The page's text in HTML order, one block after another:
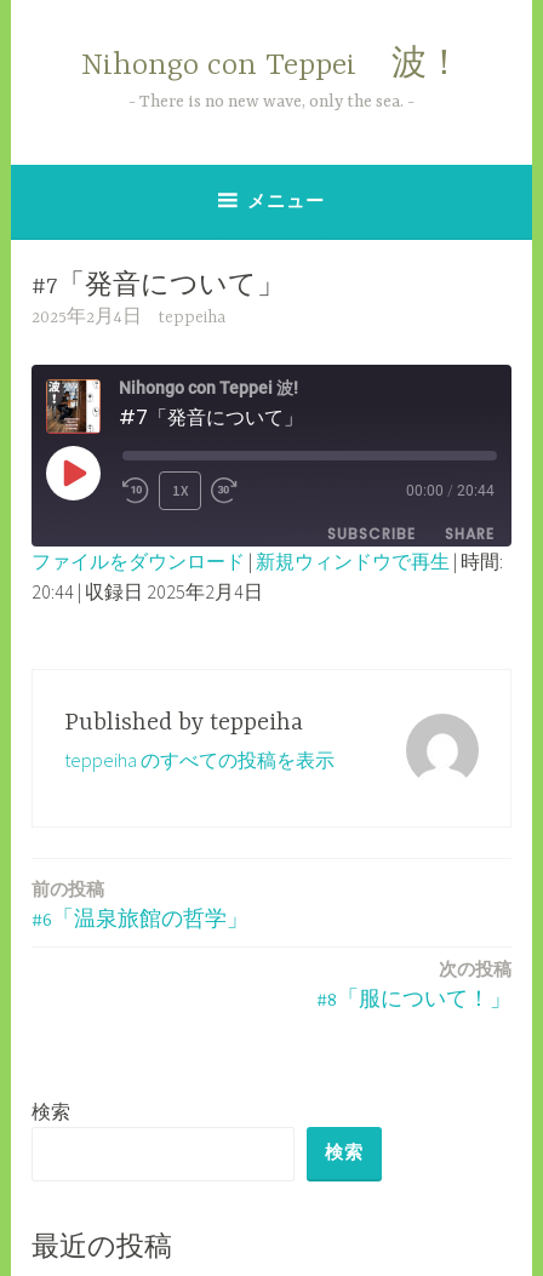
へ
Nihongo con Teppei 波！
There is no new wave, only the sea.
メニュー
#7「発音について」
2025年2月4日 teppeiha
Nihongo con Teppei 波!
#7「発音について」
PLAY
REWIND
10
SECONDS
1X
FAST
FORWARD
30
00:00 / 20:44
SUBSCRIBE SHARE
SHARE
ファイルをダウンロード | 新規ウィンドウで再生 | 時間:
20:44 | 収録日 2025年2月4日
Published by teppeiha
teppeiha のすべての投稿を表示
投
ー
ン
前の投稿
#6「温泉旅館の哲学」
次の投稿
#8「服について！」
検索
検索
最近の投稿